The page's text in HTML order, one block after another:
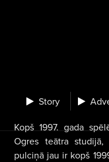
Story
Kopš 1997. gada
Ogres teātra
pulciņā jau ir kopš